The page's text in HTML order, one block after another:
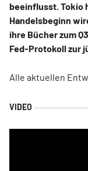
beeinflusst. Tokio
Handelsbeginn
ihre Bücher zum
Fed-Protokoll zur
Alle aktuellen